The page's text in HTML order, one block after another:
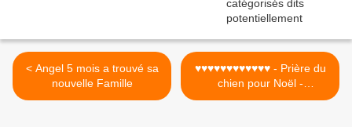
< Angel 5 mois a trouvé sa
nouvelle Famille
♥♥♥♥♥♥♥♥♥♥♥♥ - Prière du
chien pour Noël -
♥♥♥♥♥♥♥♥♥♥♥♥ >